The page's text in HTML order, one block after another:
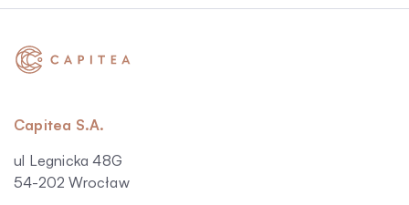
Capitea S.A.
ul Legnicka 48G
54-202 Wrocław